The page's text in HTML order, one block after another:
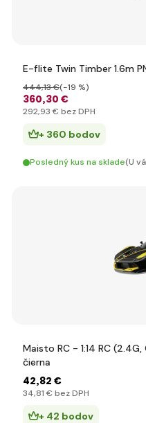
E-flite Twin Timber 1.6m
360,30 €
444,13 €(-19 %)
292,93 € bez DPH
+ 360 bodov
Posledný kus na sklade(U
Maisto RC - 1:14 RC
čierna
42,82 €
34,81 € bez DPH
+ 42 bodov